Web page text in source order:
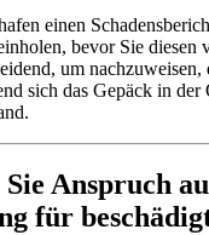
einen
bevor Sie diesen
um nachzuweisen,
sich das Gepäck in der
Anspruch
für